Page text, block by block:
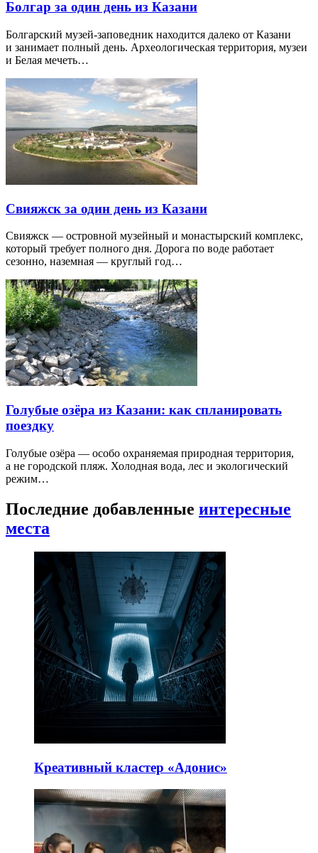
Болгар за один день из Казани
Болгарский музей-заповедник находится далеко от Казани
и занимает полный день. Археологическая территория, музеи
и Белая мечеть…
Свияжск за один день из Казани
Свияжск — островной музейный и монастырский комплекс,
который требует полного дня. Дорога по воде работает
сезонно, наземная — круглый год…
Голубые озёра из Казани: как спланировать
поездку
Голубые озёра — особо охраняемая природная территория,
а не городской пляж. Холодная вода, лес и экологический
режим…
Последние добавленные интересные
места
Креативный кластер «Адонис»